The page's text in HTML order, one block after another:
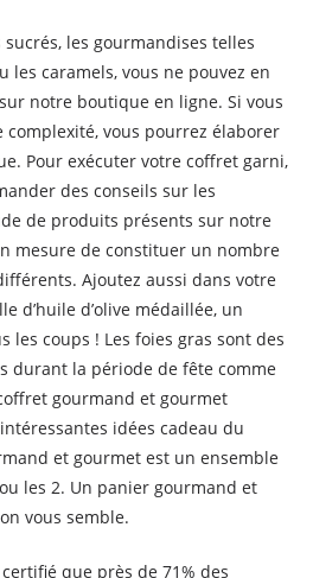
les gourmandises telles
les caramels, vous ne pouvez en
notre boutique en ligne. Si vous
vous pourrez élaborer
Pour exécuter votre coffret garni,
des conseils sur les
de produits présents sur notre
mesure de constituer un nombre
Ajoutez aussi dans votre
d’huile d’olive médaillée, un
les coups ! Les foies gras sont des
durant la période de fête comme
gourmand et gourmet
idées cadeau du
et gourmet est un ensemble
les 2. Un panier gourmand et
vous semble.
que près de 71% des